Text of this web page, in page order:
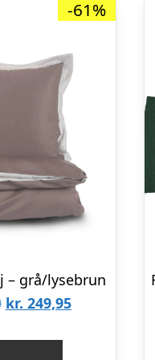
-61%
– grå/lysebrun
Den
kr. 249,95Den